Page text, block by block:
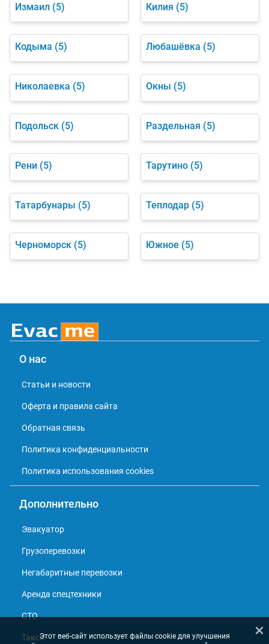
Измаил (5) Килия (5)
Кодыма (5) Любашёвка (5)
Николаевка (5) Окны (5)
Подольск (5) Раздельная (5)
Рени (5) Тарутино (5)
Татарбунары (5) Теплодар (5)
Черноморск (5) Южное (5)
О нас
Статьи и новости
Оферта и правила сайта
Обратная связь
Политика конфиденциальности
Политика использования cookies
Дополнительно
Эвакуатор
Грузоперевозки
Негабаритные перевозки
Аренда спецтехники
СТО
Такси ×
Этот веб-сайт использует файлы cookie для улучшения